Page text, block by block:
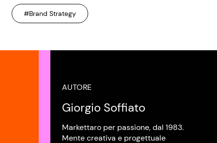
#Brand Strategy
AUTORE
Giorgio Soffiato
Markettaro per passione, dal 1983.
Mente creativa e progettuale